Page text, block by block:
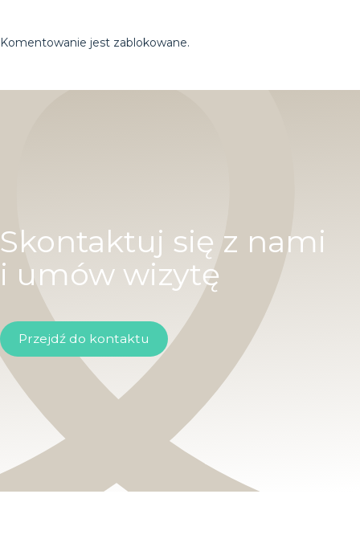
Komentowanie jest zablokowane.
Skontaktuj się z nami
i umów wizytę
Przejdź do kontaktu